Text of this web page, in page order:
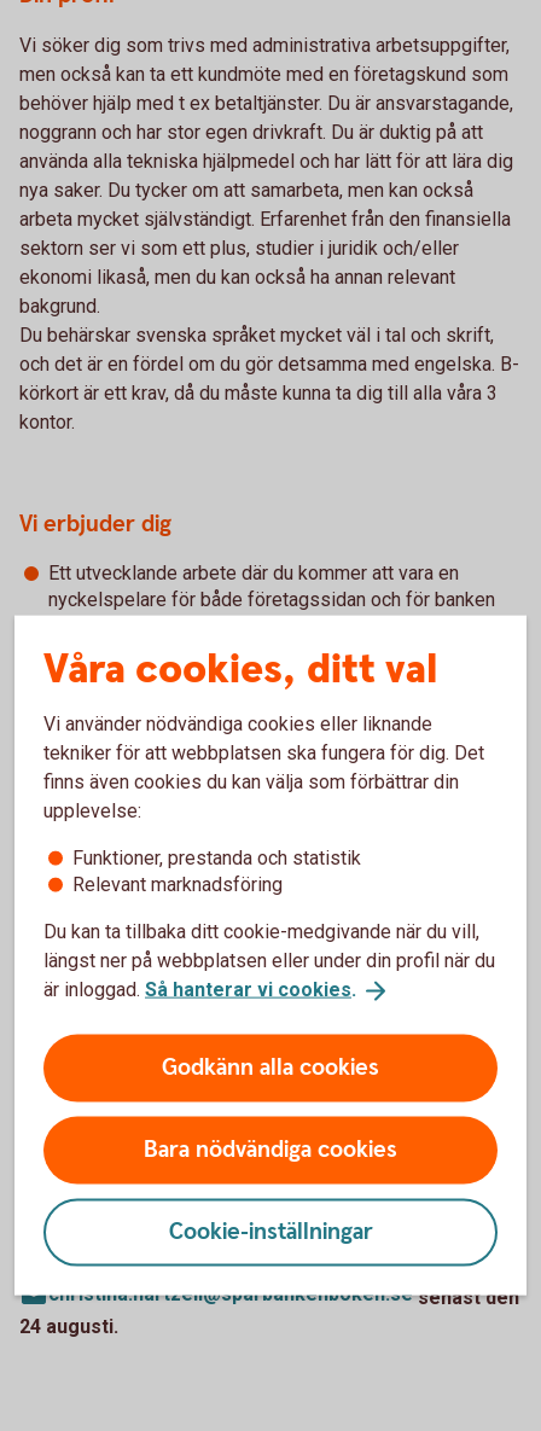
Vi söker dig som trivs med administrativa arbetsuppgifter,
men också kan ta ett kundmöte med en företagskund som
behöver hjälp med t ex betaltjänster. Du är ansvarstagande,
noggrann och har stor egen drivkraft. Du är duktig på att
använda alla tekniska hjälpmedel och har lätt för att lära dig
nya saker. Du tycker om att samarbeta, men kan också
arbeta mycket självständigt. Erfarenhet från den finansiella
sektorn ser vi som ett plus, studier i juridik och/eller
ekonomi likaså, men du kan också ha annan relevant
bakgrund.
Du behärskar svenska språket mycket väl i tal och skrift,
och det är en fördel om du gör detsamma med engelska. B-
körkort är ett krav, då du måste kunna ta dig till alla våra 3
kontor.
Vi erbjuder dig
Ett utvecklande arbete där du kommer att vara en
nyckelspelare för både företagssidan och för banken
Fantastiska kollegor där vår framgång bygger på att vi
ställer upp för varandra – varje dag!
samhällsengagemang.
Anställningen
Tjänsten är en tillsvidareanställning på heltid. I din
anställning omfattas du av kollektivavtal med
Har du frågor
Kontakta bankens VD Christina Hartzell på telefon 0430-
73506 eller via e-post
christina.hartzell@sparbankenboken.seFör mer information
om banken, sewww.sparbankenboken.se
Ansökan
Varmt välkommen med din ansökan, med CV och personligt
brev, via e-post till
christina.hartzell@sparbankenboken.se senast den
24 augusti.
Våra cookies, ditt val
Vi använder nödvändiga cookies eller liknande
tekniker för att webbplatsen ska fungera för dig. Det
finns även cookies du kan välja som förbättrar din
upplevelse:
Funktioner, prestanda och statistik
Relevant marknadsföring
Du kan ta tillbaka ditt cookie-medgivande när du vill,
längst ner på webbplatsen eller under din profil när du
är inloggad. Så hanterar vi cookies.
Godkänn alla cookies
Bara nödvändiga cookies
Cookie-inställningar